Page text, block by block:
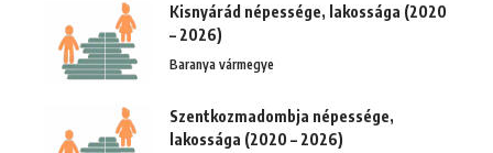
Kisnyárád népessége, lakossága (2020
– 2026)
Baranya vármegye
Szentkozmadombja népessége,
lakossága (2020 – 2026)